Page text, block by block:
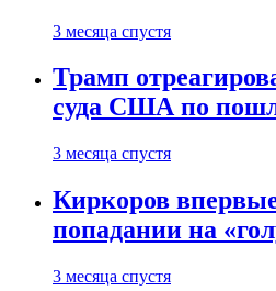
3 месяца спустя
Трамп
суда США по
3 месяца спустя
Киркоров
попадании на
3 месяца спустя